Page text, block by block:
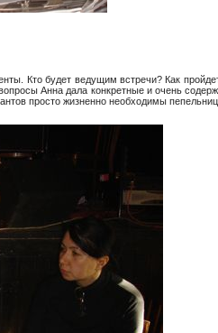
Кто будет ведущим встречи? Как
Анна дала конкретные и очень
просто жизненно необходимы